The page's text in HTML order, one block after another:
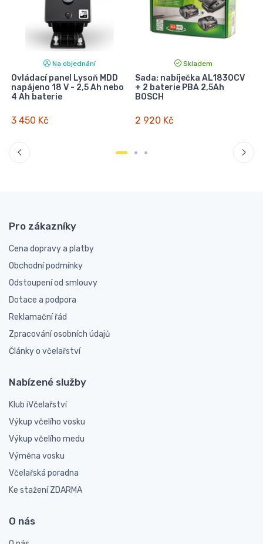
Na objednání
Ovládací panel Lysoň MDD
napájeno 18 V - 2,5 Ah nebo
4 Ah baterie
3 450 Kč
Skladem
Sada: nabíječka AL1830CV
+ 2 baterie PBA 2,5Ah
BOSCH
2 920 Kč
Pro zákazníky
Cena dopravy a platby
Obchodní podmínky
Odstoupení od smlouvy
Dotace a podpora
Reklamační řád
Zpracování osobních údajů
Články o včelařství
Nabízené služby
Klub iVčelařství
Výkup včelího vosku
Výkup včelího medu
Výměna vosku
Včelařská poradna
Ke stažení ZDARMA
O nás